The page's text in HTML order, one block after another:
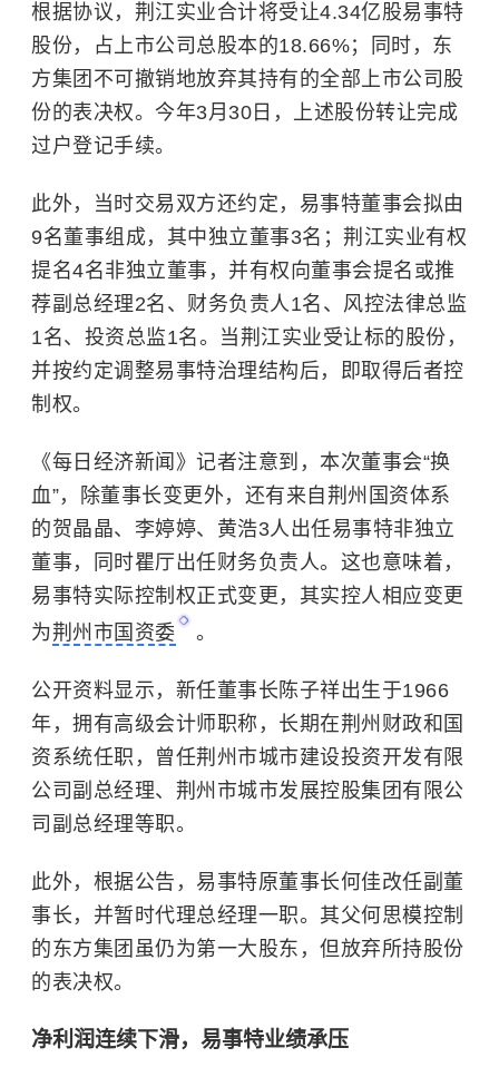
根据协议，荆江实业合计将受让4.34亿股易事特
股份，占上市公司总股本的18.66%；同时，东
方集团不可撤销地放弃其持有的全部上市公司股
份的表决权。今年3月30日，上述股份转让完成
过户登记手续。
此外，当时交易双方还约定，易事特董事会拟由
9名董事组成，其中独立董事3名；荆江实业有权
提名4名非独立董事，并有权向董事会提名或推
荐副总经理2名、财务负责人1名、风控法律总监
1名、投资总监1名。当荆江实业受让标的股份，
并按约定调整易事特治理结构后，即取得后者控
制权。
《每日经济新闻》记者注意到，本次董事会“换
血”，除董事长变更外，还有来自荆州国资体系
的贺晶晶、李婷婷、黄浩3人出任易事特非独立
董事，同时瞿厅出任财务负责人。这也意味着，
易事特实际控制权正式变更，其实控人相应变更
为荆州市国资委 。
公开资料显示，新任董事长陈子祥出生于1966
年，拥有高级会计师职称，长期在荆州财政和国
资系统任职，曾任荆州市城市建设投资开发有限
公司副总经理、荆州市城市发展控股集团有限公
司副总经理等职。
此外，根据公告，易事特原董事长何佳改任副董
事长，并暂时代理总经理一职。其父何思模控制
的东方集团虽仍为第一大股东，但放弃所持股份
的表决权。
净利润连续下滑，易事特业绩承压